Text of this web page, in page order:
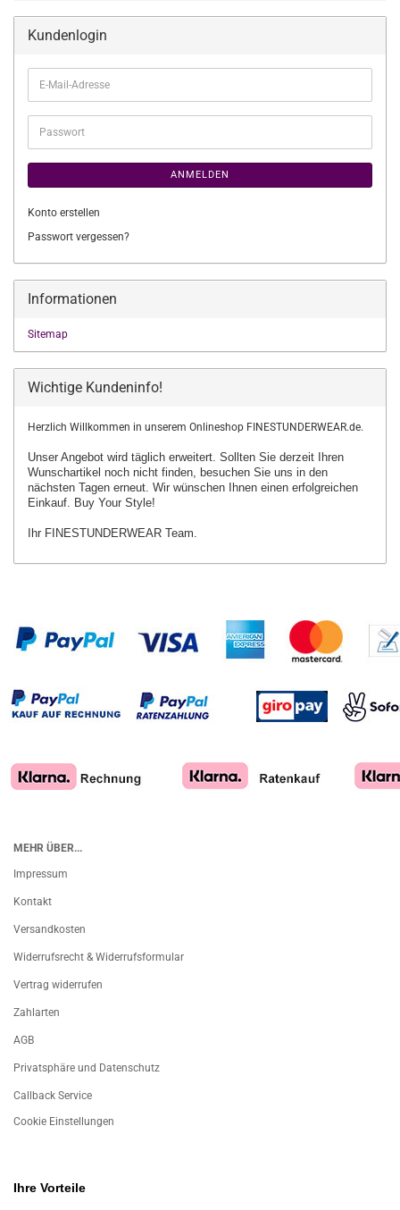
Kundenlogin
E-
Mail-
Adresse
Passwort
ANMELDEN
Konto erstellen
Passwort vergessen?
Informationen
Sitemap
Wichtige Kundeninfo!
Herzlich Willkommen in unserem Onlineshop FINESTUNDERWEAR.de.
Unser Angebot wird täglich erweitert. Sollten Sie derzeit Ihren
Wunschartikel noch nicht finden, besuchen Sie uns in den
nächsten Tagen erneut. Wir wünschen Ihnen einen erfolgreichen
Einkauf. Buy Your Style!
Ihr FINESTUNDERWEAR Team.
MEHR ÜBER...
Impressum
Kontakt
Versandkosten
Widerrufsrecht & Widerrufsformular
Vertrag widerrufen
Zahlarten
AGB
Privatsphäre und Datenschutz
Callback Service
Cookie Einstellungen
Ihre Vorteile